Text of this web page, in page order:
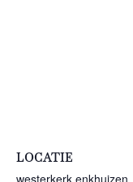
LOCATIE
westerkerk enkhuizen